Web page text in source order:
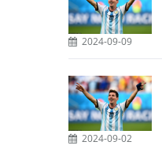
2024-09-09
2024-09-02